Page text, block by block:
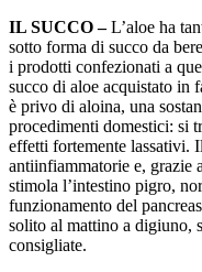
IL SUCCO –L’aloe ha
sotto forma di succo da
i prodotti confezionati a
succo di aloe acquistato in
è privo di aloina, una
procedimenti domestici: si
effetti fortemente lassativi.
antiinfiammatorie e, grazie
stimola l’intestino pigro,
funzionamento del
solito al mattino a digiuno,
consigliate.